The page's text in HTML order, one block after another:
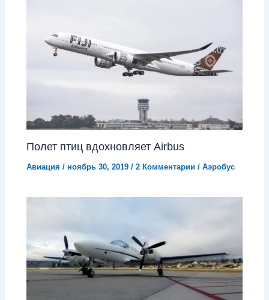
Полет птиц вдохновляет Airbus
Авиация /ноябрь 30, 2019/2 Комментарии /Аэробус